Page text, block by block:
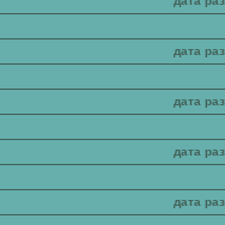
дата
дата
дата
дата